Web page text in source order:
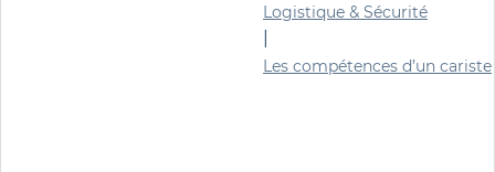
Logistique & Sécurité
Les compétences d’un cariste